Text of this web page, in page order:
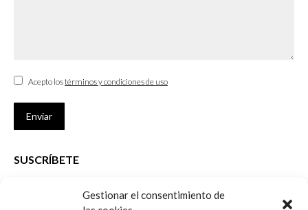
Gestionar el consentimiento de
Acepto lostérminos y condiciones de uso
Enviar
SUSCRÍBETE
que desarrolla el Colegio de Arquitectos de Cádiz